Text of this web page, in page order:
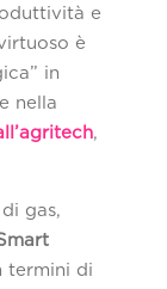
e
è
in
nella
,
gas,
termini di